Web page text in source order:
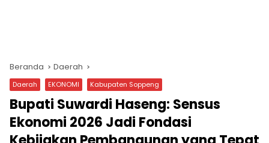
Beranda Daerah
Daerah EKONOMI Kabupaten Soppeng
Bupati Suwardi Haseng: Sensus
Ekonomi 2026 Jadi Fondasi